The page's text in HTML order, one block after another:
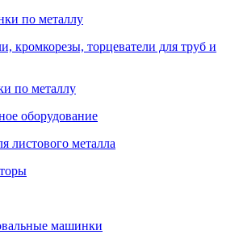
по металлу
кромкорезы, торцеватели для труб и
по металлу
оборудование
листового металла
машинки